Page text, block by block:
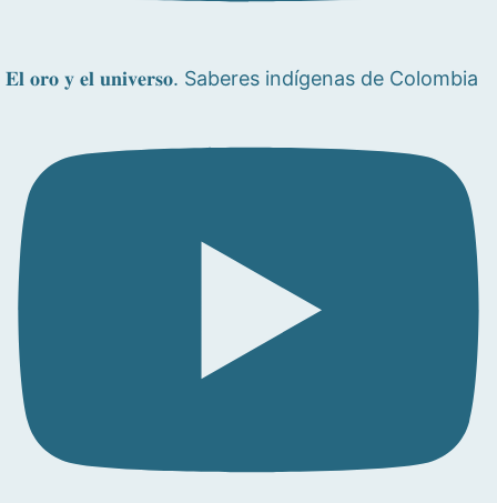
𝐄𝐥 𝐨𝐫𝐨 𝐲 𝐞𝐥 𝐮𝐧𝐢𝐯𝐞𝐫𝐬𝐨. Saberes indígenas de Colombia